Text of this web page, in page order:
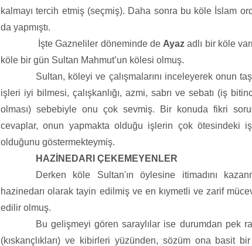
kalmayı tercih etmiş (seçmiş). Daha sonra bu köle İslam
da yapmıştı.
İşte Gazneliler döneminde de Ayazadlı bir köle
köle bir gün Sultan Mahmut’un kölesi olmuş.
Sultan, köleyi ve çalışmalarını inceleyerek onun
işleri iyi bilmesi, çalışkanlığı, azmi, sabrı ve sebatı (iş
olması) sebebiyle onu çok sevmiş. Bir konuda fikri
cevaplar, onun yapmakta olduğu işlerin çok ötesindeki
olduğunu göstermekteymiş.
HAZİNEDARI ÇEKEMEYENLER
Derken köle Sultan'ın öylesine itimadını
hazinedarı olarak tayin edilmiş ve en kıymetli ve zarif
edilir olmuş.
Bu gelişmeyi gören saraylılar ise durumdan pek
(kıskançlıkları) ve kibirleri yüzünden, sözüm ona basit